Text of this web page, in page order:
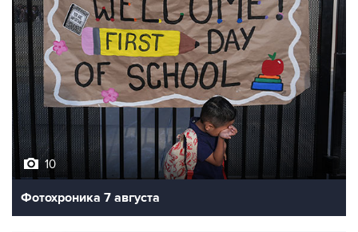
10
Фотохроника 7 августа